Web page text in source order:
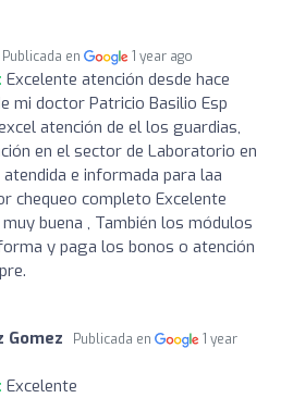
Publicada en 1 year ago
Excelente atención desde hace
mi doctor Patricio Basilio Esp
atención de el los guardias,
en el sector de Laboratorio en
e informada para laa
chequeo completo Excelente
buena , También los módulos
y paga los bonos o atención
Gomez Publicada en
1 year
Excelente